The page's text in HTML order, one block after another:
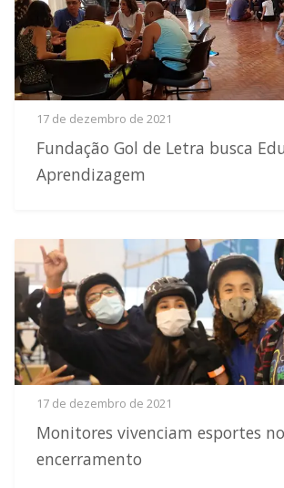
17 de dezembro de 2021
Fundação Gol de Letra busca
Aprendizagem
17 de dezembro de 2021
Monitores vivenciam esportes
encerramento